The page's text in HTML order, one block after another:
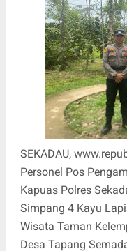
SEKADAU,
Personel Pos
Kapuas Polres
Simpang 4 Kayu
Wisata Taman
Desa Tapang